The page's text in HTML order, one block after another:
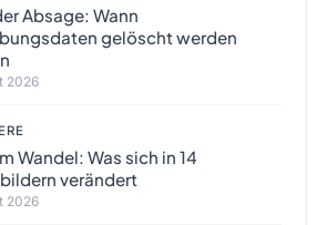
Absage: Wann
gelöscht werden
2026
Wandel: Was sich in 14
verändert
2026